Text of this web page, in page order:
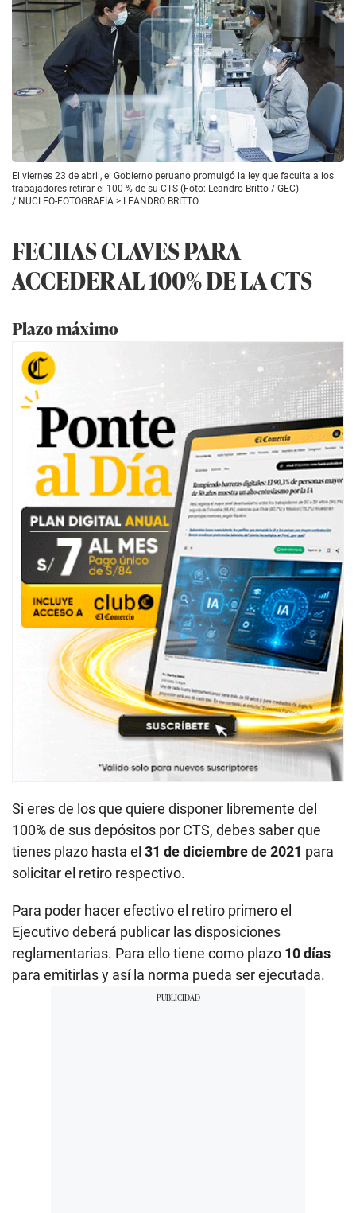
El viernes 23 de abril, el Gobierno peruano promulgó la ley que faculta a los
trabajadores retirar el 100 % de su CTS (Foto: Leandro Britto / GEC)
/ NUCLEO-FOTOGRAFIA > LEANDRO BRITTO
FECHAS CLAVES PARA
ACCEDER AL 100% DE LA CTS
Plazo máximo
Si eres de los que quiere disponer libremente del
100% de sus depósitos por CTS, debes saber que
tienes plazo hasta el 31 de diciembre de 2021 para
solicitar el retiro respectivo.
Para poder hacer efectivo el retiro primero el
Ejecutivo deberá publicar las disposiciones
reglamentarias. Para ello tiene como plazo 10 días
para emitirlas y así la norma pueda ser ejecutada.